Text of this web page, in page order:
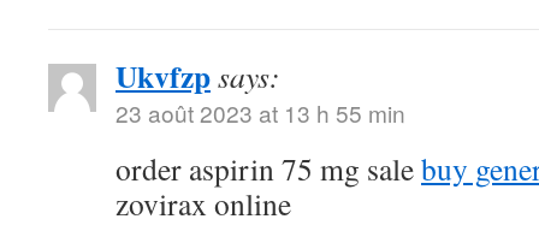
Ukvfzpsays:
23 août 2023 at 13 h 55 min
order aspirin 75 mg salebuy
zovirax online